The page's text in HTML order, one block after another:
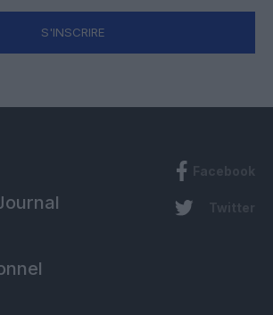
S'INSCRIRE